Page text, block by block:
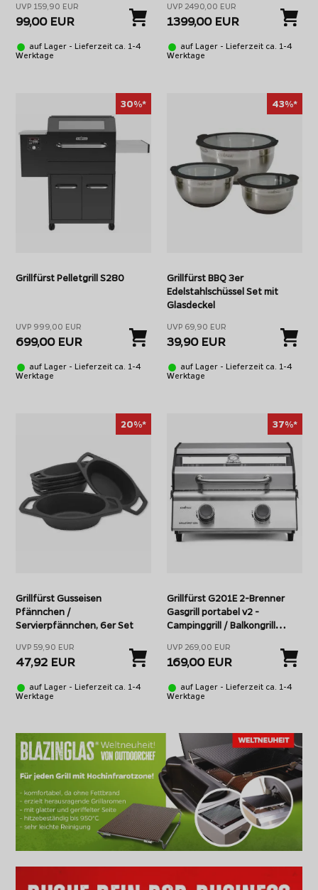
UVP 159,90 EUR
99,00 EUR
auf Lager - Lieferzeit ca. 1-4
Werktage
UVP 2490,00 EUR
1399,00 EUR
auf Lager - Lieferzeit ca. 1-4
Werktage
30%*
Grillfürst Pelletgrill S280
UVP 999,00 EUR
699,00 EUR
auf Lager - Lieferzeit ca. 1-4
Werktage
43%*
Grillfürst BBQ 3er
Edelstahlschüssel Set mit
Glasdeckel
UVP 69,90 EUR
39,90 EUR
auf Lager - Lieferzeit ca. 1-4
Werktage
20%*
Grillfürst Gusseisen
Pfännchen /
Servierpfännchen, 6er Set
UVP 59,90 EUR
47,92 EUR
auf Lager - Lieferzeit ca. 1-4
Werktage
37%*
Grillfürst G201E 2-Brenner
Gasgrill portabel v2 -
Campinggrill / Balkongrill
UVP 269,00 EUR
169,00 EUR
auf Lager - Lieferzeit ca. 1-4
Werktage